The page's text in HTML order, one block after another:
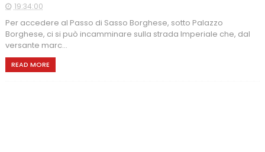
19:34:00
Per accedere al Passo di Sasso Borghese, sotto Palazzo
Borghese, ci si può incamminare sulla strada Imperiale che, dal
versante marc...
READ MORE